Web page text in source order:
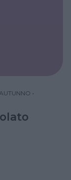
AUTUNNO •